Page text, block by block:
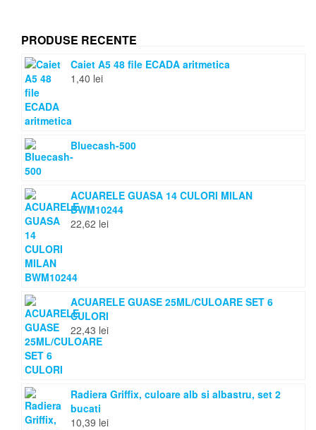
PRODUSE RECENTE
Caiet A5 48 file ECADA aritmetica
1,40 lei
Bluecash-500
ACUARELE GUASA 14 CULORI MILAN
BWM10244
22,62 lei
ACUARELE GUASE 25ML/CULOARE SET 6
CULORI
22,43 lei
Radiera Griffix, culoare alb si albastru, set 2
bucati
10,39 lei